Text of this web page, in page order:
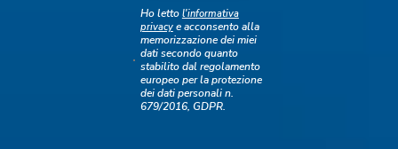
Clip 8. La riproduzione in cattività
Ho letto l'informativa
privacye acconsento alla
memorizzazione dei miei
dati secondo quanto
stabilito dal regolamento
europeo per la protezione
dei dati personali n.
679/2016, GDPR.